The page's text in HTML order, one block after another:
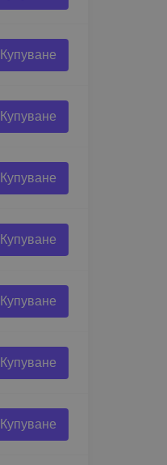
Купуване
Купуване
Купуване
Купуване
Купуване
Купуване
Купуване